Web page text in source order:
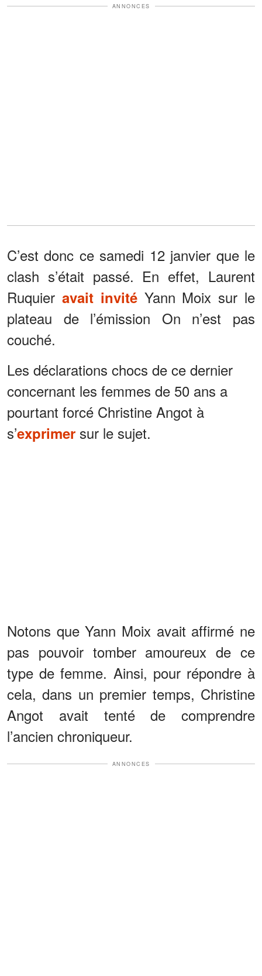
ANNONCES
C’est donc ce samedi 12 janvier que le
clash s’était passé. En effet, Laurent
Ruquier avait invitéYann Moix sur le
plateau de l’émission On n’est pas
couché.
Les déclarations chocs de ce dernier
concernant les femmes de 50 ans a
pourtant forcé Christine Angot à
s’exprimer sur le sujet.
Notons que Yann Moix avait affirmé ne
pas pouvoir tomber amoureux de ce
type de femme. Ainsi, pour répondre à
cela, dans un premier temps, Christine
Angot avait tenté de comprendre
l’ancien chroniqueur.
ANNONCES